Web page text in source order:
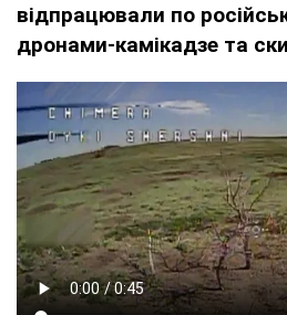
відпрацювали по
дронами-камікадзе та